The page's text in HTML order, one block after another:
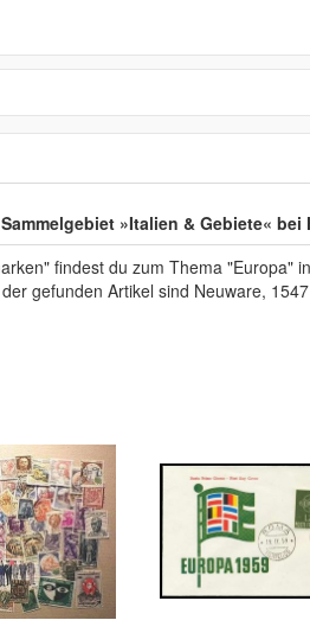
»Italien & Gebiete« bei
findest du zum Thema "Europa"
gefunden Artikel sind Neuware,